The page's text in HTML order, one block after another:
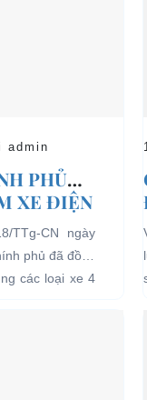
admin
PHỦ
XE ĐIỆN
DU
VỰC
TTg-CN ngày
phủ đã đồng
các loại xe 4